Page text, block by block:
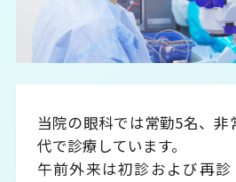
当院の眼科では常勤5名、
代で診療しています。
午前外来は初診および再